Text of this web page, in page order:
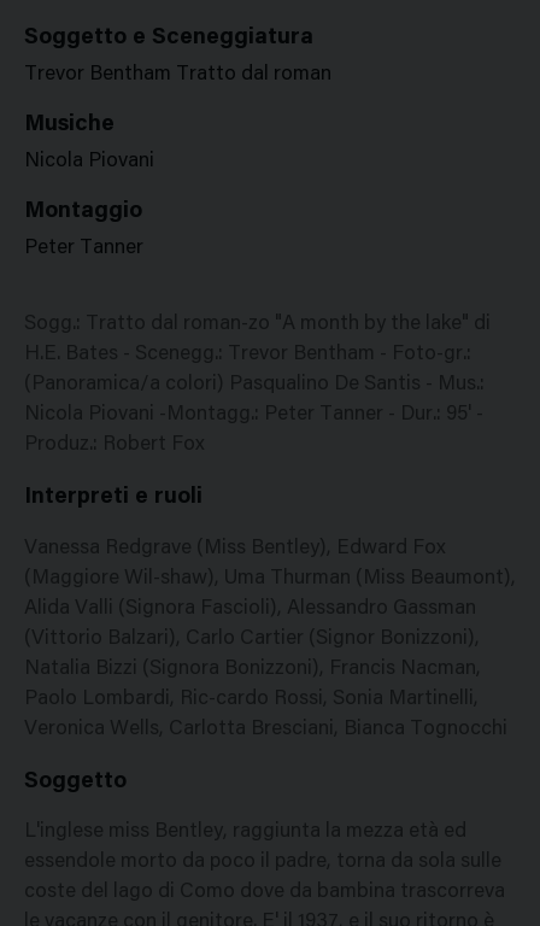
Soggetto e Sceneggiatura
Trevor Bentham Tratto dal roman
Musiche
Nicola Piovani
Montaggio
Peter Tanner
Sogg.: Tratto dal roman-zo "A month by the lake" di
H.E. Bates - Scenegg.: Trevor Bentham - Foto-gr.:
(Panoramica/a colori) Pasqualino De Santis - Mus.:
Nicola Piovani -Montagg.: Peter Tanner - Dur.: 95' -
Produz.: Robert Fox
Interpreti e ruoli
Vanessa Redgrave (Miss Bentley), Edward Fox
(Maggiore Wil-shaw), Uma Thurman (Miss Beaumont),
Alida Valli (Signora Fascioli), Alessandro Gassman
(Vittorio Balzari), Carlo Cartier (Signor Bonizzoni),
Natalia Bizzi (Signora Bonizzoni), Francis Nacman,
Paolo Lombardi, Ric-cardo Rossi, Sonia Martinelli,
Veronica Wells, Carlotta Bresciani, Bianca Tognocchi
Soggetto
L'inglese miss Bentley, raggiunta la mezza età ed
essendole morto da poco il padre, torna da sola sulle
coste del lago di Como dove da bambina trascorreva